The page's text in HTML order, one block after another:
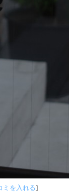
ミを入れる]